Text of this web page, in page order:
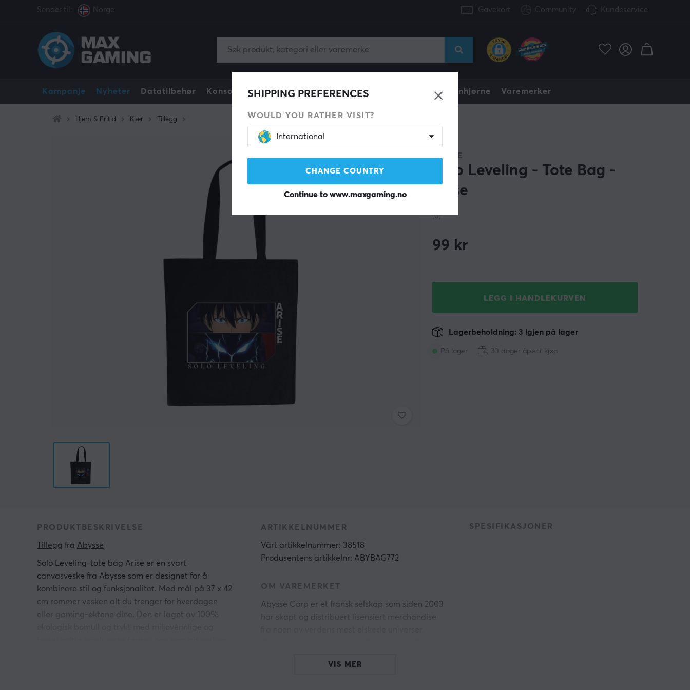
Sender til: Norge Gavekort Community Kundeservice
Kampanje Nyheter Datatilbehør Konsoll Gamingstol Mobiltilbehør Funnhjørne Varemerker
SHIPPING PREFERENCES
WOULD YOU RATHER VISIT?
International
CHANGE COUNTRY
Continue to www.maxgaming.no
Hjem & Fritid Klær Tillegg
ABYSSE
Solo Leveling - Tote Bag -
Arise
(0)
99 kr
LEGG I HANDLEKURVEN
På lager
Lagerbeholdning: 3 igjen på lager
30 dager åpent kjøp
PRODUKTBESKRIVELSE
Tillegg fra Abysse
Solo Leveling-tote bag Arise er en svart
canvasveske fra Abysse som er designet for å
kombinere stil og funksjonalitet. Med mål på 37 x 42
cm rommer vesken alt du trenger for hverdagen
eller gaming-øktene dine. Den er laget av 100%
ARTIKKELNUMMER
Vårt artikkelnummer: 38518
Produsentens artikkelnr: ABYBAG772
OM VAREMERKET
Abysse Corp er et fransk selskap som siden 2003
film, spill og tegneserier - fra Dragon Ball og
SPESIFIKASJONER
VIS MER